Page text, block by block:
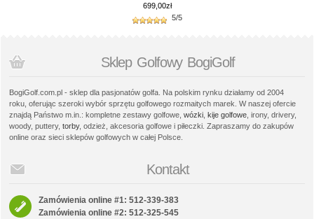
699,00zł
5/5
Sklep Golfowy BogiGolf
BogiGolf.com.pl - sklep dla pasjonatów golfa. Na polskim rynku działamy od 2004
roku, oferując szeroki wybór sprzętu golfowego rozmaitych marek. W naszej ofercie
znajdą Państwo m.in.: kompletne zestawy golfowe, wózki kije golfowe , irony, drivery,
woody, puttery, torby, odzież, akcesoria golfowe i piłeczki. Zapraszamy do zakupów
online oraz sieci sklepów golfowych w całej Polsce.
Kontakt
Zamówienia online #1: 512-339-383
Zamówienia online #2: 512-325-545